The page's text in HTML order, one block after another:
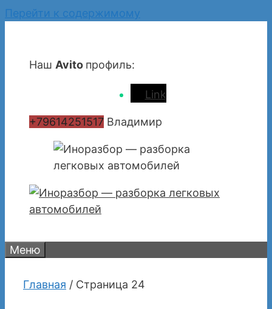
Перейти к содержимому
Наш Avito профиль:
Link
+79614251517 Владимир
Меню
Главная / Страница 24